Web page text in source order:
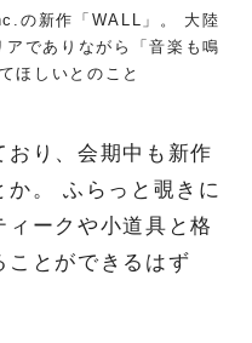
の新作「WALL」。 大陸
でありながら「音楽も鳴
ほしいとのこと
おり、会期中も新作
か。 ふらっと覗きに
ークや小道具と格
ことができるはず